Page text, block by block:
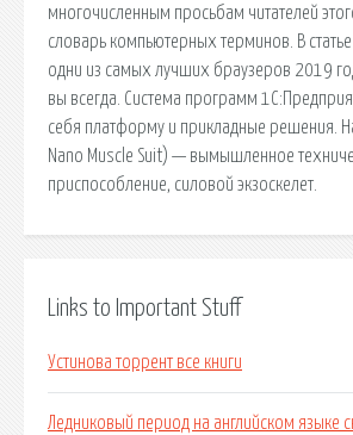
многочисленным просьбам читателей
словарь компьютерных терминов. В
одни из самых лучших браузеров 2019
вы всегда. Система программ
себя платформу и прикладные решения.
Nano Muscle Suit) — вымышленное
приспособление, силовой экзоскелет.
Links to Important Stuff
Устинова торрент все книги
Ледниковый период на английском языке